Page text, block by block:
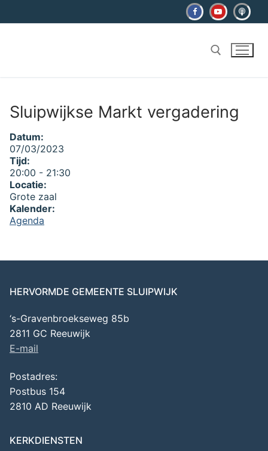
naar
Sluipwijkse Markt vergadering
Datum:
07/03/2023
Tijd:
20:00 - 21:30
Locatie:
Grote zaal
Kalender:
Agenda
HERVORMDE GEMEENTE SLUIPWIJK
‘s-Gravenbroekseweg 85b
2811 GC Reeuwijk
E-mail
Postadres:
Postbus 154
2810 AD Reeuwijk
KERKDIENSTEN